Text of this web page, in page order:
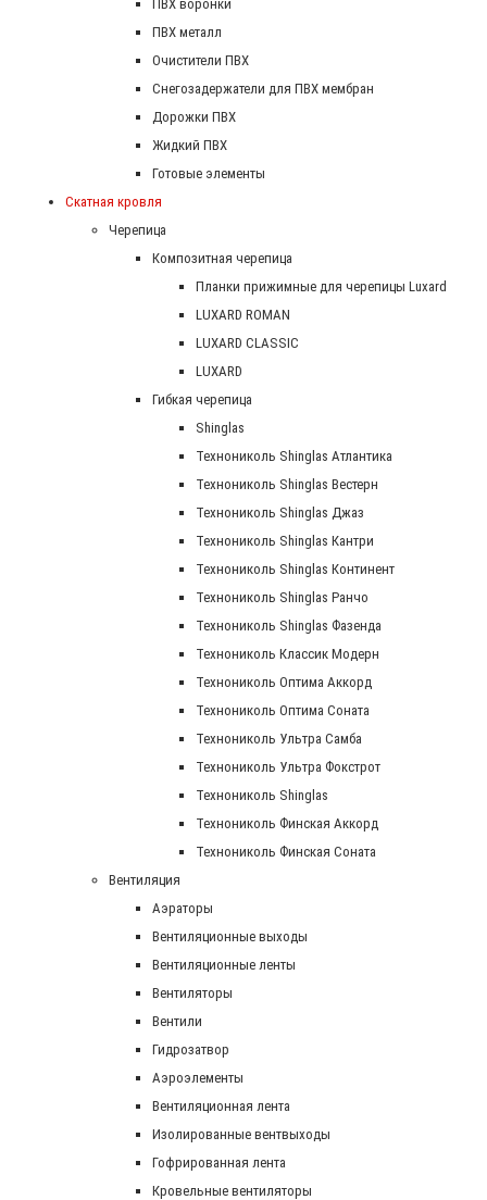
ПВХ воронки
ПВХ металл
Очистители ПВХ
Снегозадержатели для ПВХ мембран
Дорожки ПВХ
Жидкий ПВХ
Готовые элементы
Скатная кровля
Черепица
Композитная черепица
Планки прижимные для черепицы Luxard
LUXARD ROMAN
LUXARD CLASSIC
LUXARD
Гибкая черепица
Shinglas
Технониколь Shinglas Атлантика
Технониколь Shinglas Вестерн
Технониколь Shinglas Джаз
Технониколь Shinglas Кантри
Технониколь Shinglas Континент
Технониколь Shinglas Ранчо
Технониколь Shinglas Фазенда
Технониколь Классик Модерн
Технониколь Оптима Аккорд
Технониколь Оптима Соната
Технониколь Ультра Самба
Технониколь Ультра Фокстрот
Технониколь Shinglas
Технониколь Финская Аккорд
Технониколь Финская Соната
Вентиляция
Аэраторы
Вентиляционные выходы
Вентиляционные ленты
Вентиляторы
Вентили
Гидрозатвор
Аэроэлементы
Вентиляционная лента
Изолированные вентвыходы
Гофрированная лента
Кровельные вентиляторы